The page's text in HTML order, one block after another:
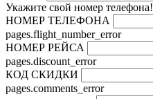
Укажите свой номер телефона!
НОМЕР ТЕЛЕФОНА
pages.flight_number_error
НОМЕР РЕЙСА
pages.discount_error
КОД СКИДКИ
pages.comments_error